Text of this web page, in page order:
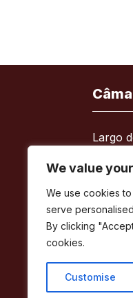
We value
We use cookies
serve
By clicking
cookies.
Customise
Largo
Fax:
E-mail: